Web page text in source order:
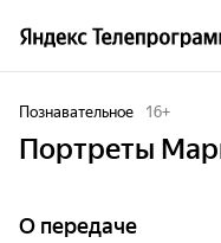
Познавательное 16+
Портреты
О передаче